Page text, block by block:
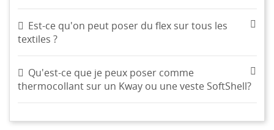
Est-ce qu'on peut poser du flex sur tous les
textiles ?
Qu'est-ce que je peux poser comme
thermocollant sur un Kway ou une veste SoftShell?
MES LISTES
add_circle_outlineCréer une nouvelle liste
((MODALTITLE))
CRÉER UNE LISTE D'ENVIES
NOM DE LA LISTE D'ENVIES
CONNEXION
Vous devez être connecté pour ajouter des produits à
votre liste d'envies.